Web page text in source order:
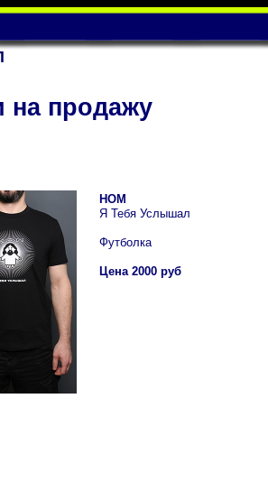
на продажу
НОМ
Я Тебя Услышал
Футболка
Цена 2000 руб